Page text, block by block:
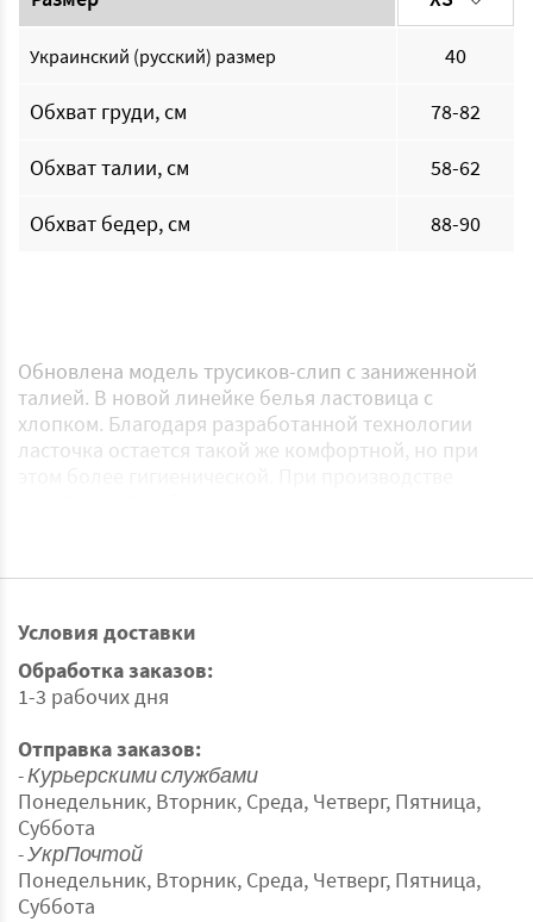
Украинский (русский) размер 40
Обхват груди, см 78-82
Обхват талии, см 58-62
Обхват бедер, см 88-90
Обновлена ​​модель трусиков-слип с заниженной
талией. В новой линейке белья ластовица с
хлопком. Благодаря разработанной технологии
ласточка остается такой же комфортной, но при
растяжимыми и эластичными, которые не врезаются
Состав: 90% - полиамид, 7% - эластан, 3% - хлопок
Посмотреть полностью
Условия доставки
Обработка заказов:
1-3 рабочих дня
Отправка заказов:
- Курьерскими службами
Понедельник, Вторник, Среда, Четверг, Пятница,
Суббота
- УкрПочтой
Понедельник, Вторник, Среда, Четверг, Пятница,
Суббота